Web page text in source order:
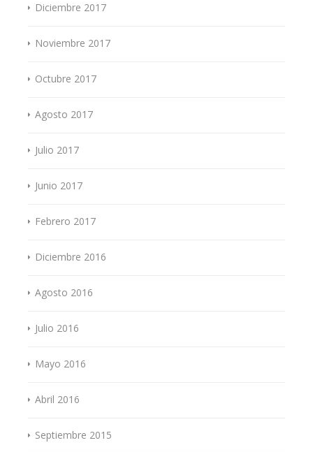
Diciembre 2017
Noviembre 2017
Octubre 2017
Agosto 2017
Julio 2017
Junio 2017
Febrero 2017
Diciembre 2016
Agosto 2016
Julio 2016
Mayo 2016
Abril 2016
Septiembre 2015